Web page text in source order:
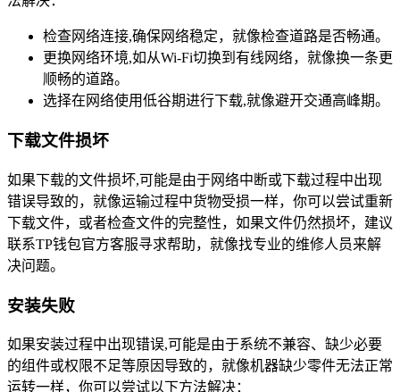
检查网络连接,确保网络稳定，就像检查道路是否畅通。
更换网络环境,如从Wi-Fi切换到有线网络，就像换一条更
顺畅的道路。
选择在网络使用低谷期进行下载,就像避开交通高峰期。
下载文件损坏
如果下载的文件损坏,可能是由于网络中断或下载过程中出现
错误导致的，就像运输过程中货物受损一样，你可以尝试重新
下载文件，或者检查文件的完整性，如果文件仍然损坏，建议
联系TP钱包官方客服寻求帮助，就像找专业的维修人员来解
决问题。
安装失败
如果安装过程中出现错误,可能是由于系统不兼容、缺少必要
的组件或权限不足等原因导致的，就像机器缺少零件无法正常
运转一样，你可以尝试以下方法解决：